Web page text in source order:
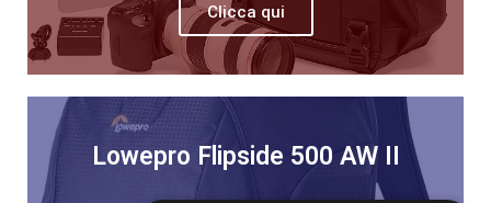
Clicca qui
Lowepro Flipside 500 AW II